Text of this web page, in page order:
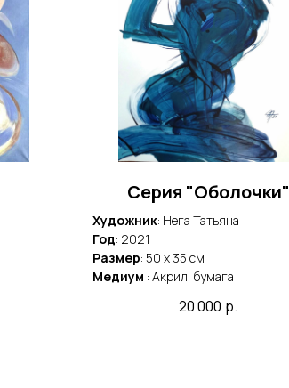
Серия "Оболочки"
Художник: Нега Татьяна
Год: 2021
Размер: 50 x 35 cм
Медиум : Акрил, бумага
20 000 р.